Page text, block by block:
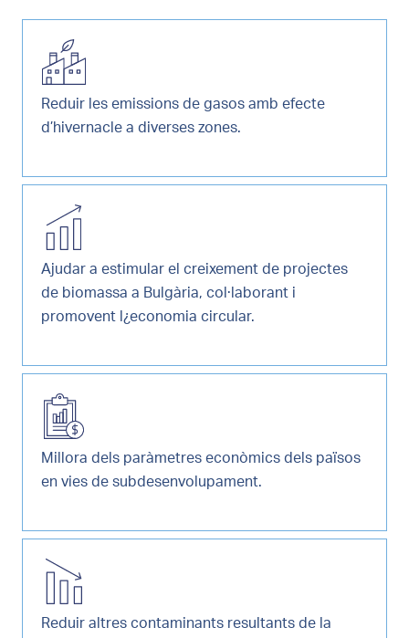
Reduir les emissions de gasos amb efecte
d’hivernacle a diverses zones.
Ajudar a estimular el creixement de projectes
de biomassa a Bulgària, col·laborant i
promovent l¿economia circular.
Millora dels paràmetres econòmics dels països
en vies de subdesenvolupament.
Reduir altres contaminants resultants de la